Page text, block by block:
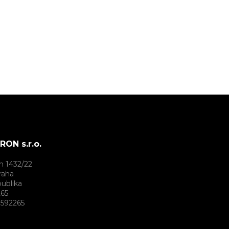
s.r.o.
1432/22